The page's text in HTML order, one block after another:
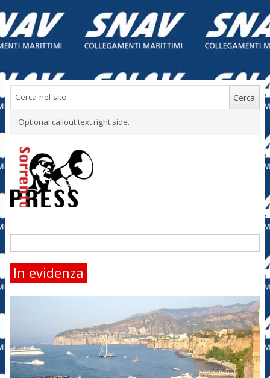
Optional callout text right side.
In evidenza